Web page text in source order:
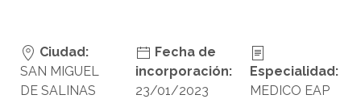
Ciudad:
SAN MIGUEL
DE SALINAS
Fecha de
incorporación:
23/01/2023
Especialidad:
MEDICO EAP